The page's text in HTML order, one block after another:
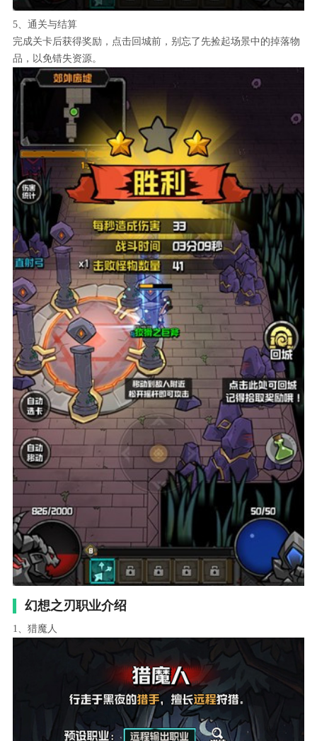
5、通关与结算
完成关卡后获得奖励，点击回城前，别忘了先捡起场景中的掉落物
品，以免错失资源。
幻想之刃职业介绍
1、猎魔人